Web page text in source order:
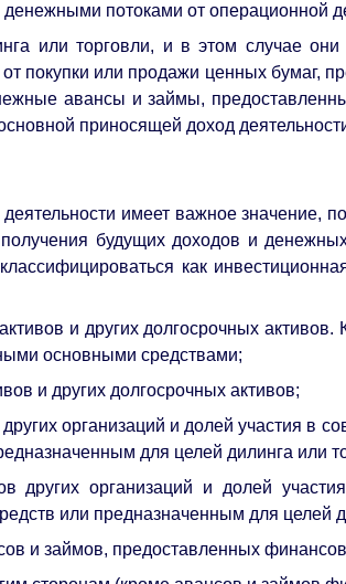
потоками от операционной
или торговли, и в этом случае
или продажи ценных бумаг,
авансы и займы,
приносящей доход
имеет важное значение,
будущих доходов и
как
и других долгосрочных
основными средствами;
и других долгосрочных активов;
организаций и долей участия в
для целей дилинга или
организаций и долей
или предназначенным для целей
и займов, предоставленных